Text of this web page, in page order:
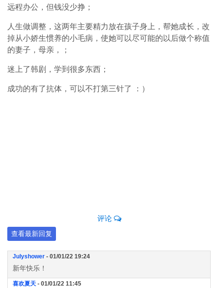
远程办公，但钱没少挣；
人生做调整，这两年主要精力放在孩子身上，帮她成长，改
掉从小娇生惯养的小毛病，使她可以尽可能的以后做个称值
的妻子，母亲，；
迷上了韩剧，学到很多东西；
成功的有了抗体，可以不打第三针了 ：）
评论
查看最新回复
Julyshower - 01/01/22 19:24
新年快乐！
喜欢夏天 - 01/01/22 11:45